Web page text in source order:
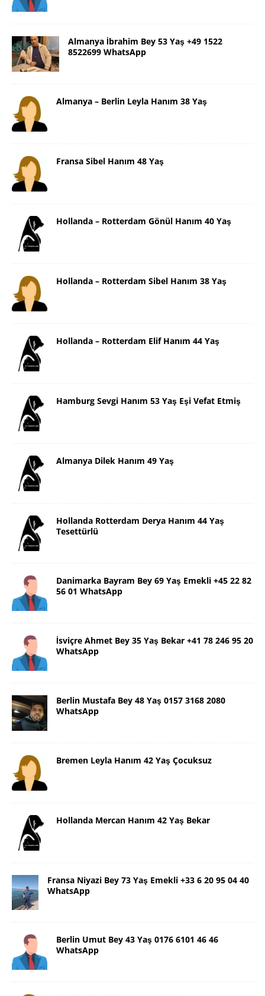
Almanya İbrahim Bey 53 Yaş +49 1522
8522699 WhatsApp
Almanya – Berlin Leyla Hanım 38 Yaş
Fransa Sibel Hanım 48 Yaş
Hollanda – Rotterdam Gönül Hanım 40 Yaş
Hollanda – Rotterdam Sibel Hanım 38 Yaş
Hollanda – Rotterdam Elif Hanım 44 Yaş
Hamburg Sevgi Hanım 53 Yaş Eşi Vefat Etmiş
Almanya Dilek Hanım 49 Yaş
Hollanda Rotterdam Derya Hanım 44 Yaş
Tesettürlü
Danimarka Bayram Bey 69 Yaş Emekli +45 22 82
56 01 WhatsApp
İsviçre Ahmet Bey 35 Yaş Bekar +41 78 246 95 20
WhatsApp
Berlin Mustafa Bey 48 Yaş 0157 3168 2080
WhatsApp
Bremen Leyla Hanım 42 Yaş Çocuksuz
Hollanda Mercan Hanım 42 Yaş Bekar
Fransa Niyazi Bey 73 Yaş Emekli +33 6 20 95 04 40
WhatsApp
Berlin Umut Bey 43 Yaş 0176 6101 46 46
WhatsApp